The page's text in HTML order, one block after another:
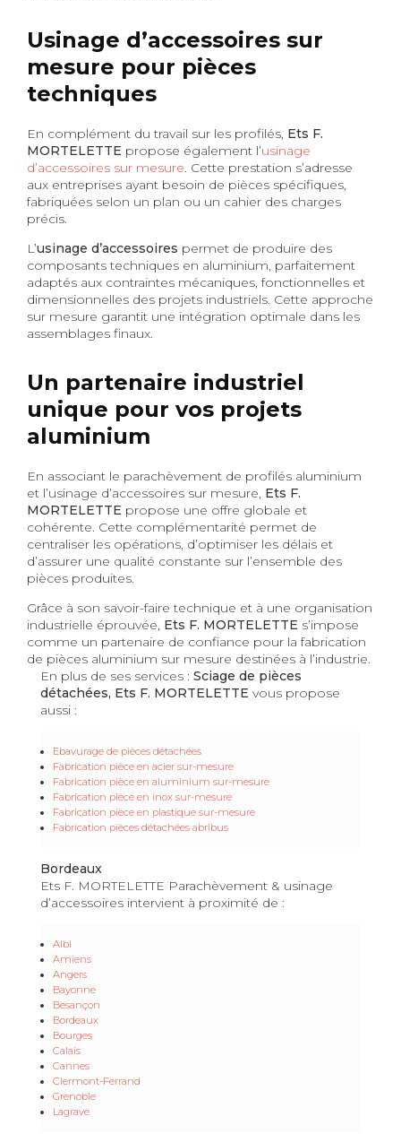
Usinage d’accessoires sur
mesure pour pièces
techniques
En complément du travail sur les profilés, Ets F.
MORTELETTE propose également l’usinage
d’accessoires sur mesure. Cette prestation s’adresse
aux entreprises ayant besoin de pièces spécifiques,
fabriquées selon un plan ou un cahier des charges
précis.
L’usinage d’accessoires permet de produire des
composants techniques en aluminium, parfaitement
adaptés aux contraintes mécaniques, fonctionnelles et
dimensionnelles des projets industriels. Cette approche
sur mesure garantit une intégration optimale dans les
assemblages finaux.
Un partenaire industriel
unique pour vos projets
aluminium
En associant le parachèvement de profilés aluminium
et l’usinage d’accessoires sur mesure, Ets F.
MORTELETTE propose une offre globale et
cohérente. Cette complémentarité permet de
centraliser les opérations, d’optimiser les délais et
d’assurer une qualité constante sur l’ensemble des
pièces produites.
Grâce à son savoir-faire technique et à une organisation
industrielle éprouvée, Ets F. MORTELETTE s’impose
comme un partenaire de confiance pour la fabrication
de pièces aluminium sur mesure destinées à l’industrie.
En plus de ses services : Sciage de pièces
détachées, Ets F. MORTELETTE vous propose
aussi :
Ebavurage de pièces détachées
Fabrication pièce en acier sur-mesure
Fabrication pièce en aluminium sur-mesure
Fabrication pièce en inox sur-mesure
Fabrication pièce en plastique sur-mesure
Fabrication pièces détachées abribus
Bordeaux
Ets F. MORTELETTE Parachèvement & usinage
d’accessoires intervient à proximité de :
Albi
Amiens
Angers
Bayonne
Besançon
Bordeaux
Bourges
Calais
Cannes
Clermont-Ferrand
Grenoble
Lagrave